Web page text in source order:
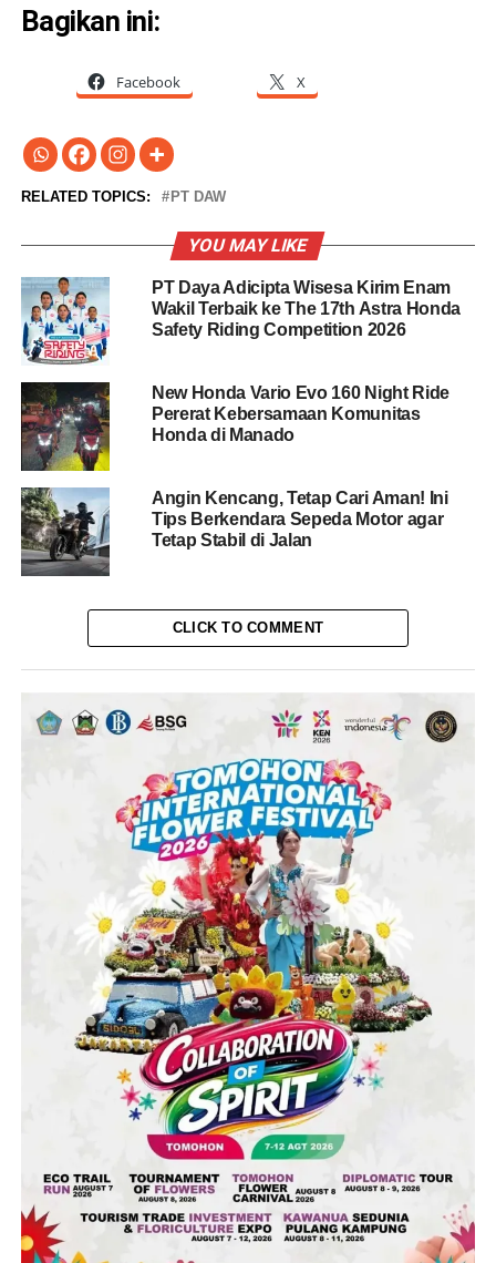
Bagikan ini:
Facebook X
RELATED TOPICS: PT DAW
YOU MAY LIKE
PT Daya Adicipta Wisesa Kirim Enam
Wakil Terbaik ke The 17th Astra Honda
Safety Riding Competition 2026
New Honda Vario Evo 160 Night Ride
Pererat Kebersamaan Komunitas
Honda di Manado
Angin Kencang, Tetap Cari Aman! Ini
Tips Berkendara Sepeda Motor agar
Tetap Stabil di Jalan
CLICK TO COMMENT